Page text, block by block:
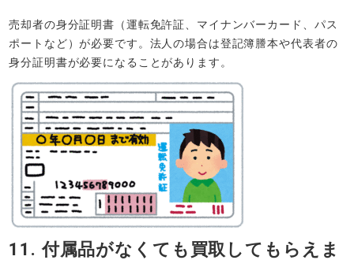
売却者の身分証明書（運転免許証、マイナンバーカード、パス
ポートなど）が必要です。法人の場合は登記簿謄本や代表者の
身分証明書が必要になることがあります。
11. 付属品がなくても買取してもらえま